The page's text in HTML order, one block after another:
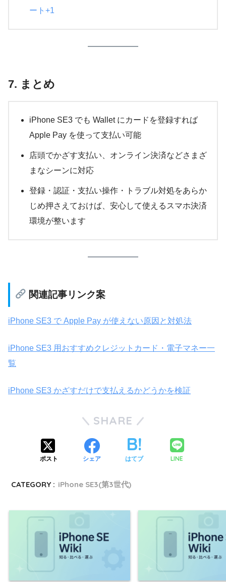
ート+1
7. まとめ
iPhone SE3 でも Wallet にカードを登録すれば
Apple Pay を使って支払い可能
店頭でかざす支払い、オンライン決済などさまざ
まなシーンに対応
登録・認証・支払い操作・トラブル対処をあらか
じめ押さえておけば、安心して使えるスマホ決済
環境が整います
関連記事リンク案
iPhone SE3 で Apple Pay が使えない原因と対処法
iPhone SE3 用おすすめクレジットカード・電子マネー一
覧
iPhone SE3 かざすだけで支払えるかどうかを検証
SHARE
ポスト シェア はてブ LINE
CATEGORY : iPhone SE3(第3世代)